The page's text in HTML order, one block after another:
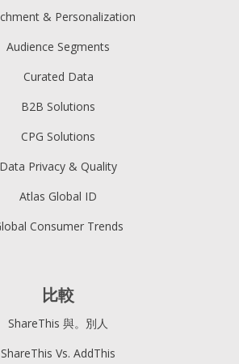
& Personalization
Audience Segments
Curated Data
B2B Solutions
CPG Solutions
Data Privacy & Quality
Atlas Global ID
Consumer Trends
比較
ShareThis 與。別人
ShareThis Vs. AddThis